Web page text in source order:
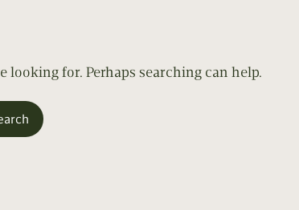
Digital
looking for. Perhaps searching can help.